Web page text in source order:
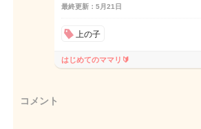
最終更新：5月21日
上の子
はじめてのママリ🔰
コメント